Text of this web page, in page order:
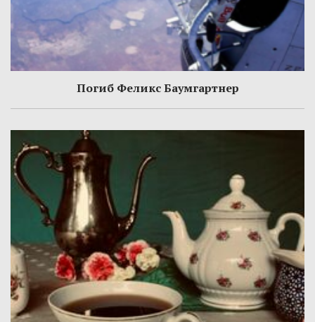
Погиб Феликс Баумгартнер